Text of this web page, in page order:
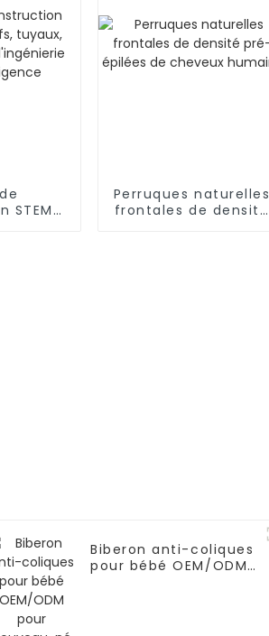
STEM/
Perruques naturelles
frontales de densité
Biberon anti-coliques
pour bébé OEM/ODM